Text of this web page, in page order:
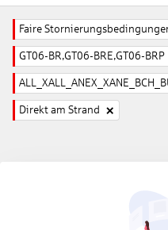
Faire
GT06-BR,GT06-BRE,GT06-BRP
Direkt am Strand